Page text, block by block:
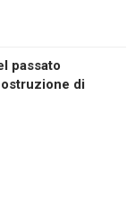
passato
di